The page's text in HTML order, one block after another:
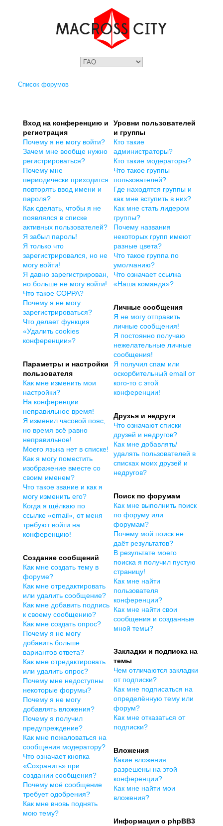
Список форумов
Вход на конференцию и
регистрация
Почему я не могу войти?
Зачем мне вообще нужно
регистрироваться?
Почему мне
периодически приходится
повторять ввод имени и
пароля?
Как сделать, чтобы я не
появлялся в списке
активных пользователей?
Я забыл пароль!
Я только что
зарегистрировался, но не
могу войти!
Я давно зарегистрирован,
но больше не могу войти!
Что такое COPPA?
Почему я не могу
зарегистрироваться?
Что делает функция
«Удалить cookies
конференции»?
Параметры и настройки
пользователя
Как мне изменить мои
настройки?
На конференции
неправильное время!
Я изменил часовой пояс,
но время всё равно
неправильное!
Моего языка нет в списке!
Как я могу поместить
изображение вместе со
своим именем?
Что такое звание и как я
могу изменить его?
Когда я щёлкаю по
ссылке «email», от меня
требуют войти на
конференцию!
Создание сообщений
Как мне создать тему в
форуме?
Как мне отредактировать
или удалить сообщение?
Как мне добавить подпись
к своему сообщению?
Как мне создать опрос?
Почему я не могу
добавить больше
вариантов ответа?
Как мне отредактировать
или удалить опрос?
Почему мне недоступны
некоторые форумы?
Почему я не могу
добавлять вложения?
Почему я получил
предупреждение?
Как мне пожаловаться на
сообщения модератору?
Что означает кнопка
«Сохранить» при
создании сообщения?
Почему моё сообщение
требует одобрения?
Как мне вновь поднять
мою тему?
Уровни пользователей
и группы
Кто такие
администраторы?
Кто такие модераторы?
Что такое группы
пользователей?
Где находятся группы и
как мне вступить в них?
Как мне стать лидером
группы?
Почему названия
некоторых групп имеют
разные цвета?
Что такое группа по
умолчанию?
Что означает ссылка
«Наша команда»?
Личные сообщения
Я не могу отправить
личные сообщения!
Я постоянно получаю
нежелательные личные
сообщения!
Я получил спам или
оскорбительный email от
кого-то с этой
конференции!
Друзья и недруги
Что означают списки
друзей и недругов?
Как мне добавлять/
удалять пользователей в
списках моих друзей и
недругов?
Поиск по форумам
Как мне выполнить поиск
по форуму или
форумам?
Почему мой поиск не
даёт результатов?
В результате моего
поиска я получил пустую
страницу!
Как мне найти
пользователя
конференции?
Как мне найти свои
сообщения и созданные
мной темы?
Закладки и подписка на
темы
Чем отличаются закладки
от подписки?
Как мне подписаться на
определённую тему или
форум?
Как мне отказаться от
подписки?
Вложения
Какие вложения
разрешены на этой
конференции?
Как мне найти мои
вложения?
Информация о phpBB3